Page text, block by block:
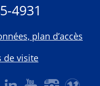
4931
plan d’accès
de visite